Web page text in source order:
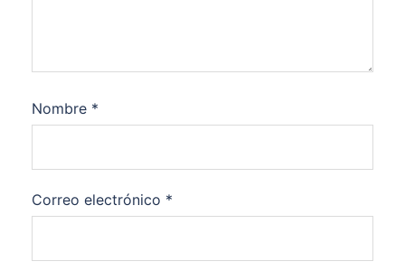
Nombre *
Correo electrónico *